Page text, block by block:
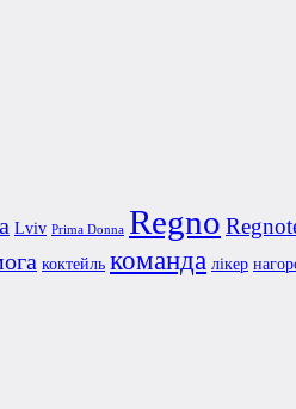
Lviv Prima Donna Regno
коктейль команда лікер